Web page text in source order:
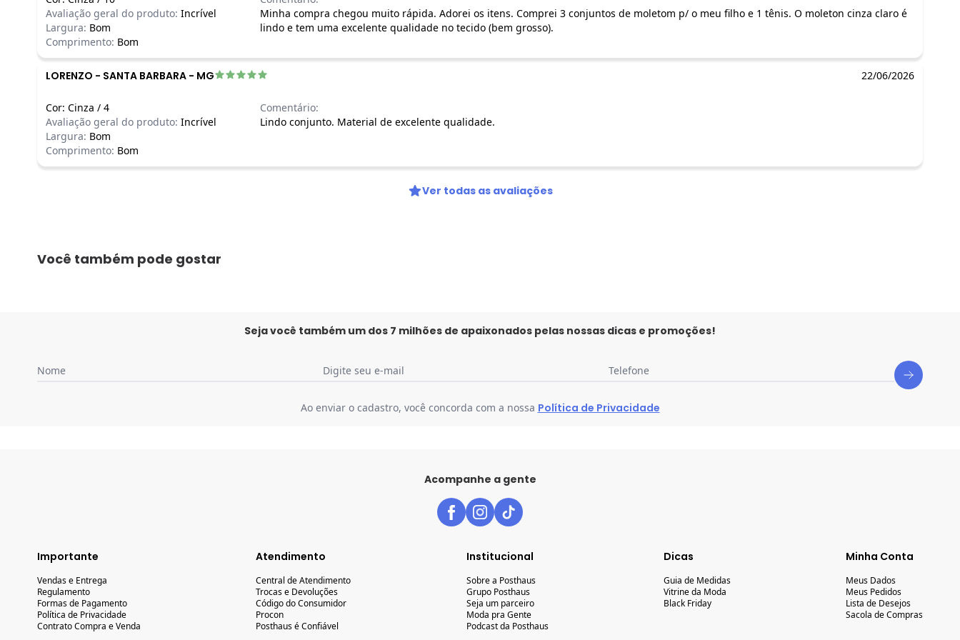
Avaliação geral do produto: Incrível
Largura: Bom
Comprimento: Bom
Minha compra chegou muito rápida. Adorei os itens. Comprei 3 conjuntos de moletom p/ o meu filho e 1 tênis. O moleton cinza claro é
lindo e tem uma excelente qualidade no tecido (bem grosso).
LORENZO - SANTA BARBARA - MG 22/06/2026
Cor: Cinza / 4
Avaliação geral do produto: Incrível
Largura: Bom
Comprimento: Bom
Comentário:
Lindo conjunto. Material de excelente qualidade.
Ver todas as avaliações
Você também pode gostar
Seja você também um dos 7 milhões de apaixonados pelas nossas dicas e promoções!
Nome Digite seu e-mail Telefone
Ao enviar o cadastro, você concorda com a nossa Política de Privacidade
Acompanhe a gente
Importante
Vendas e Entrega
Regulamento
Formas de Pagamento
Política de Privacidade
Contrato Compra e Venda
Atendimento
Central de Atendimento
Trocas e Devoluções
Código do Consumidor
Procon
Posthaus é Confiável
Institucional
Sobre a Posthaus
Grupo Posthaus
Seja um parceiro
Moda pra Gente
Podcast da Posthaus
Dicas
Guia de Medidas
Vitrine da Moda
Black Friday
Minha Conta
Meus Dados
Meus Pedidos
Lista de Desejos
Sacola de Compras